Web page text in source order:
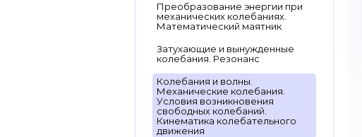
Преобразование энергии при
механических колебаниях.
Математический маятник
Затухающие и вынужденные
колебания. Резонанс
Колебания и волны.
Механические колебания.
Условия возникновения
свободных колебаний.
Кинематика колебательного
движения